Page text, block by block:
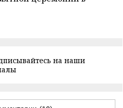
на наши